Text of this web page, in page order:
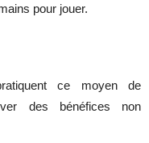
pour jouer.
ce moyen de
des bénéfices non